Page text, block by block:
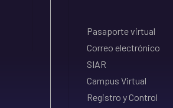
Pasaporte virtual
Correo electrónico
SIAR
Campus Virtual
Registro y Control